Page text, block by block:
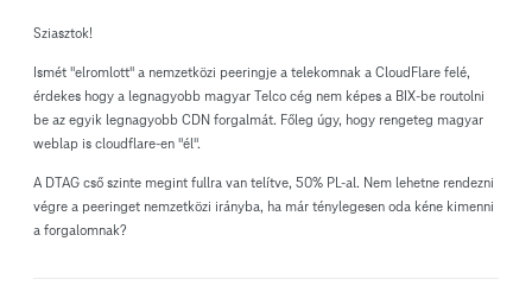
Sziasztok!
Ismét "elromlott" a nemzetközi peeringje a telekomnak a CloudFlare felé,
érdekes hogy a legnagyobb magyar Telco cég nem képes a BIX-be routolni
be az egyik legnagyobb CDN forgalmát. Főleg úgy, hogy rengeteg magyar
weblap is cloudflare-en "él".
A DTAG cső szinte megint fullra van telítve, 50% PL-al. Nem lehetne rendezni
végre a peeringet nemzetközi irányba, ha már ténylegesen oda kéne kimenni
a forgalomnak?